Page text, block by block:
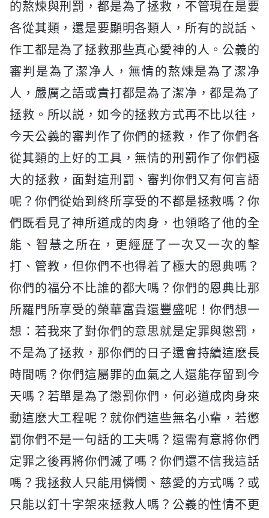
的熬煉與刑罰，都是為了拯救，不管現在是要
各從其類，還是要顯明各類人，所有的説話、
作工都是為了拯救那些真心愛神的人。公義的
審判是為了潔净人，無情的熬煉是為了潔净
人，嚴厲之語或責打都是為了潔净，都是為了
拯救。所以説，如今的拯救方式再不比以往，
今天公義的審判作了你們的拯救，作了你們各
從其類的上好的工具，無情的刑罰作了你們極
大的拯救，面對這刑罰、審判你們又有何言語
呢？你們從始到終所享受的不都是拯救嗎？你
們既看見了神所道成的肉身，也領略了他的全
能、智慧之所在，更經歷了一次又一次的擊
打、管教，但你們不也得着了極大的恩典嗎？
你們的福分不比誰的都大嗎？你們的恩典比那
所羅門所享受的榮華富貴還豐盛呢！你們想一
想：若我來了對你們的意思就是定罪與懲罰，
不是為了拯救，那你們的日子還會持續這麽長
時間嗎？你們這屬罪的血氣之人還能存留到今
天嗎？若單是為了懲罰你們，何必道成肉身來
動這麽大工程呢？就你們這些無名小輩，若懲
罰你們不是一句話的工夫嗎？還需有意將你們
定罪之後再將你們滅了嗎？你們還不信我這話
嗎？我拯救人只能用憐憫、慈愛的方式嗎？或
只能以釘十字架來拯救人嗎？公義的性情不更